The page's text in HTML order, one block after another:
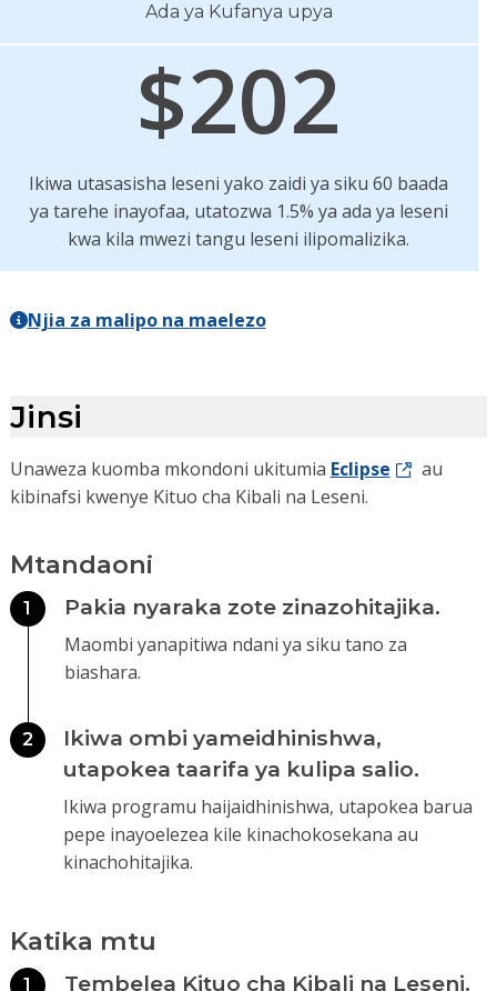
Ada ya Kufanya upya
$202
Ikiwa utasasisha leseni yako zaidi ya siku 60 baada
ya tarehe inayofaa, utatozwa 1.5% ya ada ya leseni
kwa kila mwezi tangu leseni ilipomalizika.
Njia za malipo na maelezo
Jinsi
Unaweza kuomba mkondoni ukitumia Eclipse
au
kibinafsi kwenye Kituo cha Kibali na Leseni.
Mtandaoni
1 Pakia nyaraka zote zinazohitajika.
Maombi yanapitiwa ndani ya siku tano za
biashara.
2
Ikiwa ombi yameidhinishwa,
utapokea taarifa ya kulipa salio.
Ikiwa programu haijaidhinishwa, utapokea barua
pepe inayoelezea kile kinachokosekana au
kinachohitajika.
Katika mtu
1 Tembelea Kituo cha Kibali na Leseni.